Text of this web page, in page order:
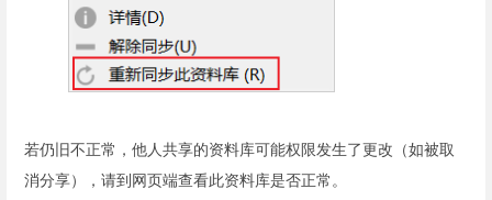
若仍旧不正常，他人共享的资料库可能权限发生了更改（如被取
消分享），请到网页端查看此资料库是否正常。